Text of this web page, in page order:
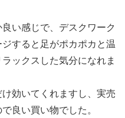
い感じで、デスクワーク
すると足がポカポカと温
ックスした気分になれま
効いてくれますし、実売
良い買い物でした。